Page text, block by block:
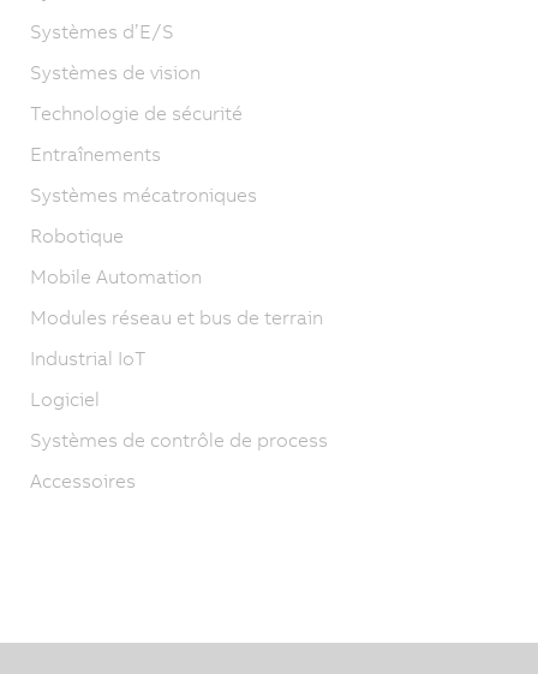
Systèmes d’E/S
Systèmes de vision
Technologie de sécurité
Entraînements
Systèmes mécatroniques
Robotique
Mobile Automation
Modules réseau et bus de terrain
Industrial IoT
Logiciel
Systèmes de contrôle de process
Accessoires